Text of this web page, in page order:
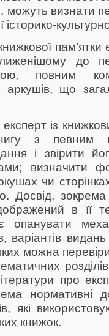
можуть визнати
пам’ятки
до
повним
аркушів, що
із
з певним
і звірити
визначити
чи
Досвід, зокрема
в її
опанувати
варіантів
можна
про
нормативні
які
книжок.